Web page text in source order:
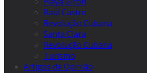
Raúl Castro
Revolução Cubana
Santa Clara
Revolução Cubana
Turismo
Artigos de Opinião